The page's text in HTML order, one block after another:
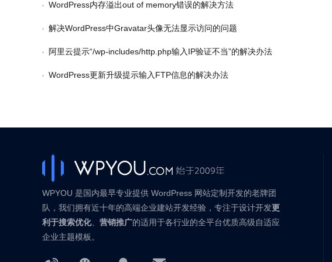
WordPress内存溢出out of memory错误的解决方法
解决WordPress中Gravatar头像无法显示访问的问题
阿里云提示“/wp-includes/http.php输入IP验证不当”的解决办法
WordPress更新升级提示输入FTP信息的解决办法
WPYOU 是国内最早专业提供 WordPress 网站定制开发的老牌团
队，我们拥有近十年的高端企业建站开发经验，专注于设计开发更
利于搜索优化、 营销推广的适用于各行业的全平台优质高级自适应
企业主题模板。